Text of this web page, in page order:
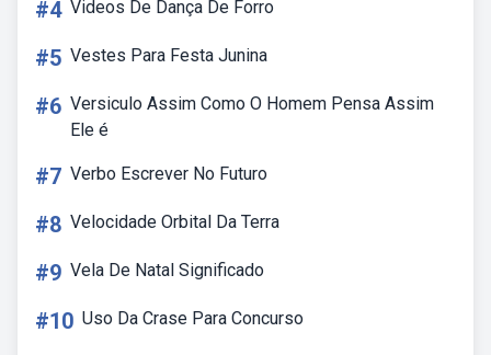
#4 Videos De Dança De Forro
#5 Vestes Para Festa Junina
#6 Versiculo Assim Como O Homem Pensa Assim
Ele é
#7 Verbo Escrever No Futuro
#8 Velocidade Orbital Da Terra
#9 Vela De Natal Significado
#10 Uso Da Crase Para Concurso